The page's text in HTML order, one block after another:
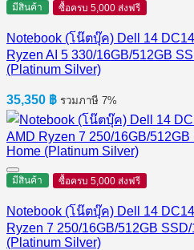
มีสินค้า ซื้อครบ 5,000 ส่งฟรี
Notebook (โน๊ตบุ๊ค) Dell 14
Ryzen AI 5 330/16GB/512GB
(Platinum Silver)
35,350 ฿ รวมภาษี 7%
มีสินค้า ซื้อครบ 5,000 ส่งฟรี
Notebook (โน๊ตบุ๊ค) Dell 14
Ryzen 7 250/16GB/512GB
(Platinum Silver)